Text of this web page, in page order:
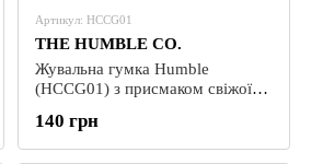
Артикул: HCCG01
THE HUMBLE CO.
Жувальна гумка Humble
(HCCG01) з присмаком свіжої
140 грн